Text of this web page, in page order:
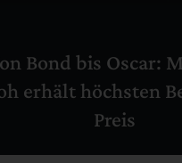
Bond bis Oscar:
erhält höchsten
Preis